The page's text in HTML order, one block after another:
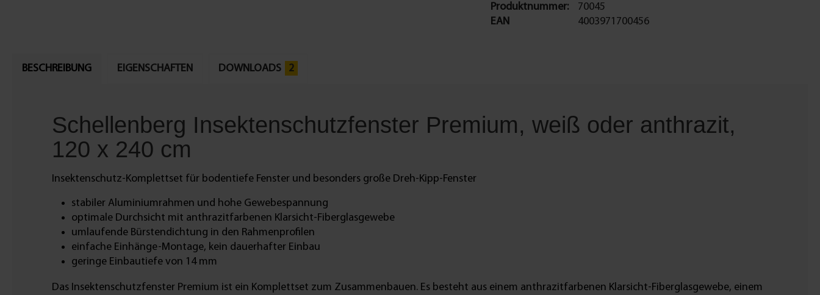
Produktnummer:
EAN
70045
4003971700456
BESCHREIBUNG EIGENSCHAFTEN DOWNLOADS 2
Schellenberg Insektenschutzfenster Premium, weiß oder anthrazit,
120 x 240 cm
Insektenschutz-Komplettset für bodentiefe Fenster und besonders große Dreh-Kipp-Fenster
stabiler Aluminiumrahmen und hohe Gewebespannung
optimale Durchsicht mit anthrazitfarbenen Klarsicht-Fiberglasgewebe
umlaufende Bürstendichtung in den Rahmenprofilen
einfache Einhänge-Montage, kein dauerhafter Einbau
geringe Einbautiefe von 14 mm
Das Insektenschutzfenster Premium ist ein Komplettset zum Zusammenbauen. Es besteht aus einem anthrazitfarbenen Klarsicht-Fiberglasgewebe, einem